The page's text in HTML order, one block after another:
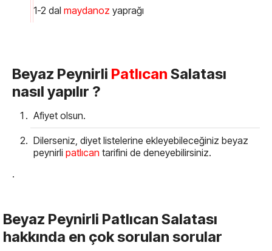
1-2 dal maydanoz yaprağı
Beyaz Peynirli Patlıcan Salatası
nasıl yapılır ?
Afiyet olsun.
Dilerseniz, diyet listelerine ekleyebileceğiniz beyaz
peynirli patlıcan tarifini de deneyebilirsiniz.
.
Beyaz Peynirli Patlıcan Salatası
hakkında en çok sorulan sorular